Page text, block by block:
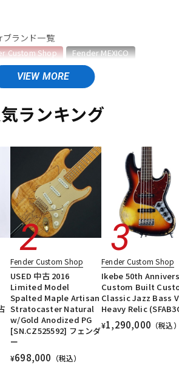
パーカッション
エフェクター
ン納品 レコーディング機器
器 楽器アクセサリ
ランド一覧
Custom Shop
Fender MEXICO
Fender Standard Series
Fender Japan
カテゴリ
スター・TLタイプ
スタータイプ・JMタイプ
タータイプ・JGタイプ
ベース
ジ ALL
ランキング
Fender Custom Shop
USED 中古 2016
Limited Model
Spalted Maple Artisan
Stratocaster Natural
w/Gold Anodized PG
[SN.CZ525592] フェンダ
ー
¥698,000 （税込）
Fender Custom Shop
Ikebe 50th
Custom Built
Classic Jazz Bass V
Heavy Relic
¥1,290,000 （税込